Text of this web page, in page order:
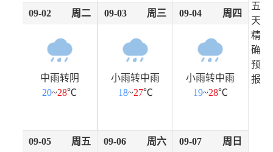
09-02 周二
中雨转阴
20~28℃
09-03 周三
小雨转中雨
18~27℃
09-04 周四
小雨转中雨
19~28℃
09-05 周五 09-06 周六 09-07 周日
五
天
精
确
预
报